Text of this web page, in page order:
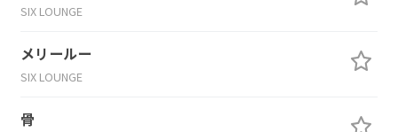
SIX LOUNGE
メリールー
SIX LOUNGE
骨